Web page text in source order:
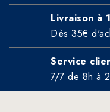
Livraison à
Dès 35€
Service
7/7 de 8h à